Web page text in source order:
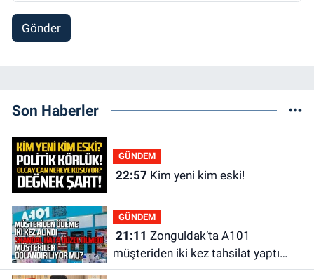
Gönder
Son Haberler
GÜNDEM
22:57 Kim yeni kim eski!
GÜNDEM
21:11
müşteriden iki kez tahsilat yaptı
geri ödemiyor!